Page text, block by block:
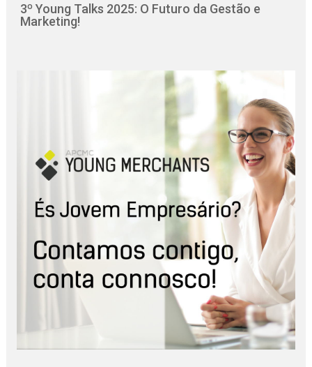
3º Young Talks 2025: O Futuro da Gestão e
Marketing!